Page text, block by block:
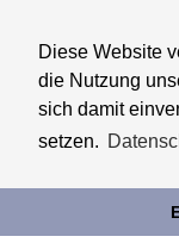
Diese Website
die Nutzung
sich damit
setzen.